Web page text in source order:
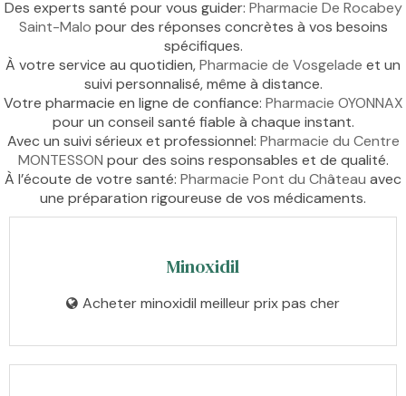
Des experts santé pour vous guider: Pharmacie De Rocabey
Saint-Malo pour des réponses concrètes à vos besoins
spécifiques.
À votre service au quotidien,Pharmacie de Vosgelade et un
suivi personnalisé, même à distance.
Votre pharmacie en ligne de confiance: Pharmacie OYONNAX
pour un conseil santé fiable à chaque instant.
Avec un suivi sérieux et professionnel: Pharmacie du Centre
MONTESSON pour des soins responsables et de qualité.
À l’écoute de votre santé: Pharmacie Pont du Château avec
une préparation rigoureuse de vos médicaments.
Minoxidil
Acheter minoxidil meilleur prix pas cher